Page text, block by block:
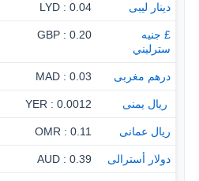
دينار ليبى 0.04 : LYD
£ جنيه
سترليني
0.20 : GBP
درهم مغربى 0.03 : MAD
‏ ريال يمنى 0.0012 : YER
ريال عمانى 0.11 : OMR
دولار أسترالى 0.39 : AUD